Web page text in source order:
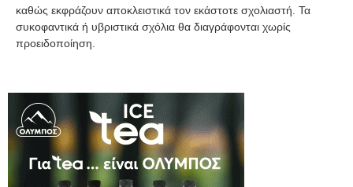
καθώς εκφράζουν αποκλειστικά τον εκάστοτε σχολιαστή. Τα
συκοφαντικά ή υβριστικά σχόλια θα διαγράφονται χωρίς
προειδοποίηση.